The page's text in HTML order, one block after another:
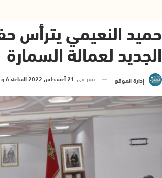
حميد النعيمي يترأس
الجديد لعمالة السمارة
إدارة الموقع نشر في 21 أغسطس 2022 الساعة 6 و 13 دقيقة